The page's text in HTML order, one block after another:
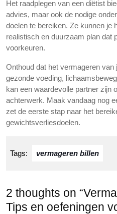
Het raadplegen van een diëtist
advies, maar ook de nodige
doelen te bereiken. Ze kunnen je
realistisch en duurzaam plan dat
voorkeuren.
Onthoud dat het vermageren
gezonde voeding,
kan een waardevolle partner zijn
achterwerk. Maak vandaag nog
zet de eerste stap naar het
gewichtsverliesdoelen.
Tags: vermageren billen
2 thoughts on
Tips en oefeningen